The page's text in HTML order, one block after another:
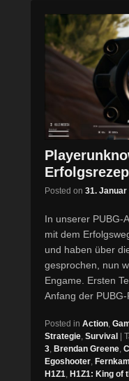
Posted on 31. Januar
In unserer PUBG-
mit dem
und haben über
gesprochen, nun
Engame. Ersten
Anfang der PUBG-
Posted in Action,
Strategie, Survival
3, Brendan Greene,
Egoshooter,
H1Z1, H1Z1: King of